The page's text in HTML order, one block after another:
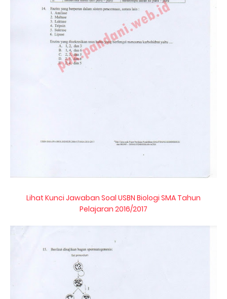
Lihat Kunci Jawaban Soal USBN Biologi SMA Tahun
Pelajaran 2016/2017